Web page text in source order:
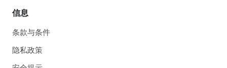
信息
条款与条件
隐私政策